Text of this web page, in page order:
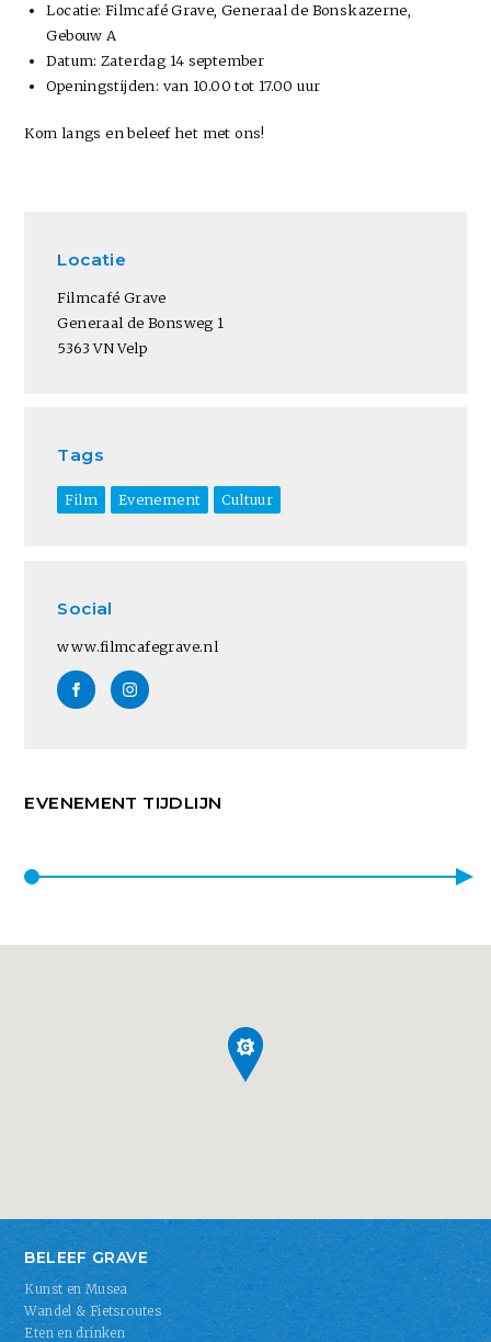
Locatie: Filmcafé Grave, Generaal de Bonskazerne,
Gebouw A
Datum: Zaterdag 14 september
Openingstijden: van 10.00 tot 17.00 uur
Kom langs en beleef het met ons!
Locatie
Filmcafé Grave
Generaal de Bonsweg 1
5363 VN Velp
Tags
Film Evenement Cultuur
Social
www.filmcafegrave.nl
EVENEMENT TIJDLIJN
BELEEF GRAVE
Kunst en Musea
Wandel & Fietsroutes
Eten en drinken